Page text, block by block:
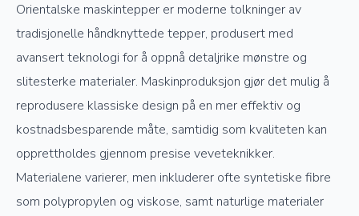
Orientalske maskintepper er moderne tolkninger av
tradisjonelle håndknyttede tepper, produsert med
avansert teknologi for å oppnå detaljrike mønstre og
slitesterke materialer. Maskinproduksjon gjør det mulig å
reprodusere klassiske design på en mer effektiv og
kostnadsbesparende måte, samtidig som kvaliteten kan
opprettholdes gjennom presise veveteknikker.
Materialene varierer, men inkluderer ofte syntetiske fibre
som polypropylen og viskose, samt naturlige materialer